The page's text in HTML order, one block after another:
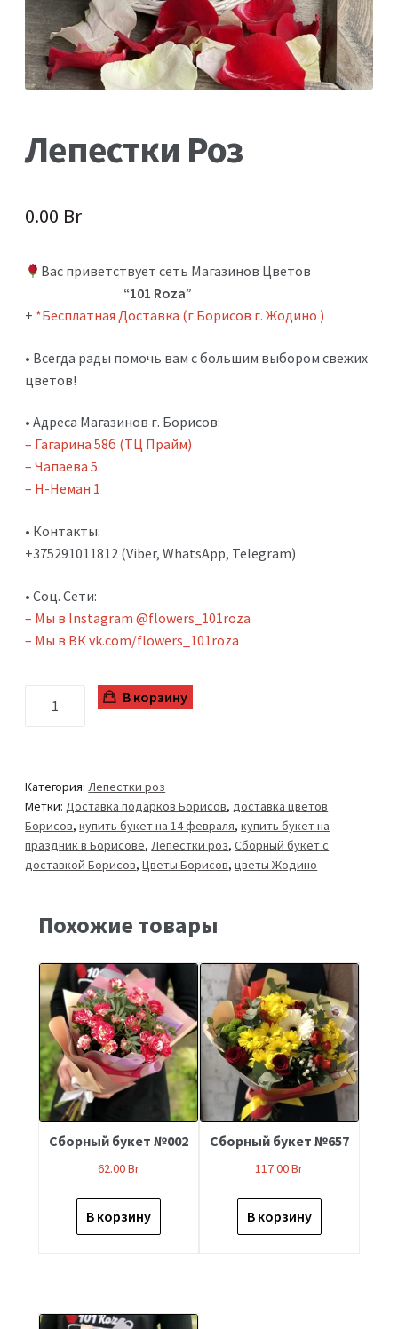
Свадебная флористика 2026
Хризантема Ромашковая
Лепестки Роз Бесплатно
Лепестки Роз
0.00 Br
Вас приветствует сеть Магазинов Цветов
“101 Roza”
+ *Бесплатная Доставка (г.Борисов г. Жодино )
• Всегда рады помочь вам с большим выбором свежих
цветов!
• Адреса Магазинов г. Борисов:
– Гагарина 58б (ТЦ Прайм)
– Чапаева 5
– Н-Неман 1
• Контакты:
+375291011812 (Viber, WhatsApp, Telegram)
• Соц. Сети:
– Мы в Instagram @flowers_101roza
– Мы в ВК vk.com/flowers_101roza
В корзину
Категория:Лепестки роз
Метки:Доставка подарков Борисов,доставка цветов
Борисов,купить букет на 14 февраля,купить букет на
праздник в Борисове,Лепестки роз,Сборный букет с
доставкой Борисов,Цветы Борисов,цветы Жодино
Похожие товары
Сборный букет №002
62.00Br
В корзину
Сборный букет №657
117.00Br
В корзину